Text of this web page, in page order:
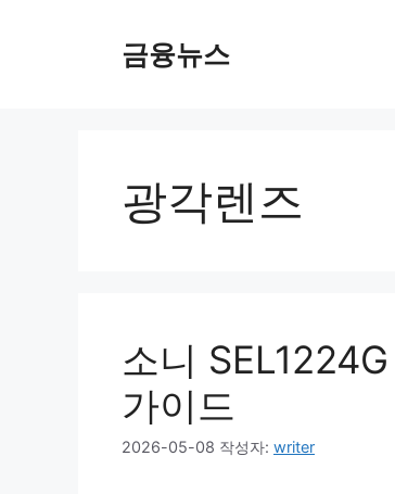
금융뉴스
광각렌즈
소니
가이드
2026-05-08 작성자: writer